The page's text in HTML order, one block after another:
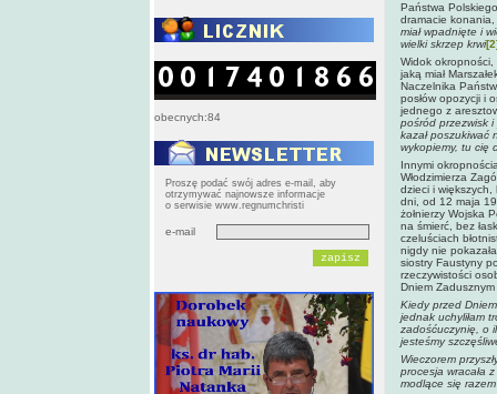
obecnych:84
Proszę podać swój adres e-mail, aby
otrzymywać najnowsze informacje
o serwisie www.regnumchristi
e-mail
Państwa
dramacie konania,
miał wpadnięte i
wielki skrzep krwi
Widok okropności,
jaką miał
Naczelnika
posłów opozycji i
jednego z
pośród przezwisk i
kazał poszukiwać
wykopiemy, tu cię
Innymi
Włodzimierza
dzieci i
dni, od 12 maja
żołnierzy Wojska
na śmierć, bez
czeluściach
nigdy nie
siostry Faustyny
rzeczywistości
Dniem
Kiedy przed
jednak uchyliłam
zadośćuczynię, o
jesteśmy
Wieczorem
procesja wracała
modlące się